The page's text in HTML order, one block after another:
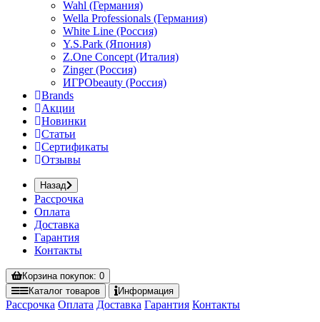
Wahl (Германия)
Wella Professionals (Германия)
White Line (Россия)
Y.S.Park (Япония)
Z.One Concept (Италия)
Zinger (Россия)
ИГРОbeauty (Россия)
Brands
Акции
Новинки
Статьи
Сертификаты
Отзывы
Назад
Рассрочка
Оплата
Доставка
Гарантия
Контакты
Корзинапокупок: 0
Каталог товаров Информация
Рассрочка Оплата Доставка Гарантия Контакты